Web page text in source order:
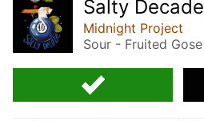
Salty Decade
Midnight Project
Sour - Fruited Gose